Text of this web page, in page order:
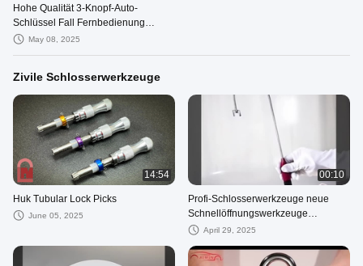
Hohe Qualität 3-Knopf-Auto-
Schlüssel Fall Fernbedienung
Schlüssel Ersatzabdeckung für
May 08, 2025
Zivile Schlosserwerkzeuge
14:54
Huk Tubular Lock Picks
June 05, 2025
00:10
Profi-Schlosserwerkzeuge neue
Schnellöffnungswerkzeuge
Schlosserwerkzeuge J-förmige
April 29, 2025